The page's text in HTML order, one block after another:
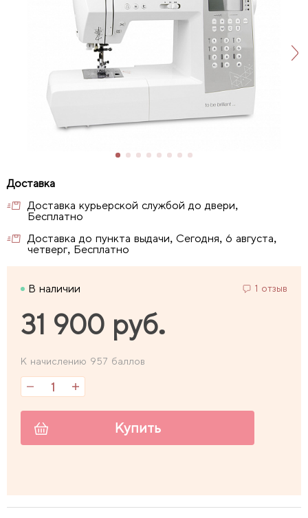
Доставка курьерской службой до двери,
Бесплатно
Доставка до пункта выдачи, Сегодня, 6 августа,
четверг, Бесплатно
В наличии 1 отзыв
31 900 руб.
К начислению 957 баллов
Купить